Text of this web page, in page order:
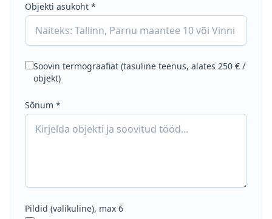
Objekti asukoht *
Soovin termograafiat (tasuline teenus, alates 250 € /
objekt)
Sõnum *
Pildid (valikuline), max 6